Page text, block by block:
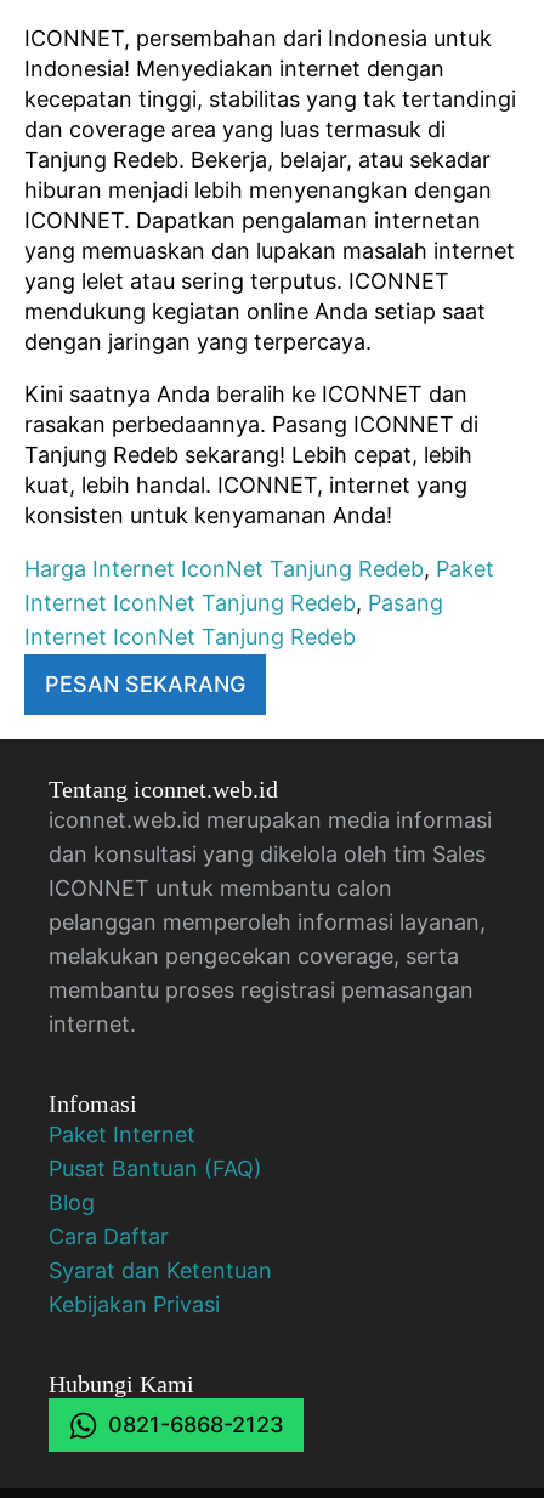
ICONNET, persembahan dari Indonesia untuk
Indonesia! Menyediakan internet dengan
kecepatan tinggi, stabilitas yang tak tertandingi
dan coverage area yang luas termasuk di
Tanjung Redeb. Bekerja, belajar, atau sekadar
hiburan menjadi lebih menyenangkan dengan
ICONNET. Dapatkan pengalaman internetan
yang memuaskan dan lupakan masalah internet
yang lelet atau sering terputus. ICONNET
mendukung kegiatan online Anda setiap saat
dengan jaringan yang terpercaya.
Kini saatnya Anda beralih ke ICONNET dan
rasakan perbedaannya. Pasang ICONNET di
Tanjung Redeb sekarang! Lebih cepat, lebih
kuat, lebih handal. ICONNET, internet yang
konsisten untuk kenyamanan Anda!
Harga Internet IconNet Tanjung Redeb, Paket
Internet IconNet Tanjung Redeb, Pasang
Internet IconNet Tanjung Redeb
PESAN SEKARANG
Tentang iconnet.web.id
iconnet.web.id merupakan media informasi
dan konsultasi yang dikelola oleh tim Sales
ICONNET untuk membantu calon
pelanggan memperoleh informasi layanan,
melakukan pengecekan coverage, serta
membantu proses registrasi pemasangan
internet.
Infomasi
Paket Internet
Pusat Bantuan (FAQ)
Blog
Cara Daftar
Syarat dan Ketentuan
Kebijakan Privasi
Hubungi Kami
0821-6868-2123